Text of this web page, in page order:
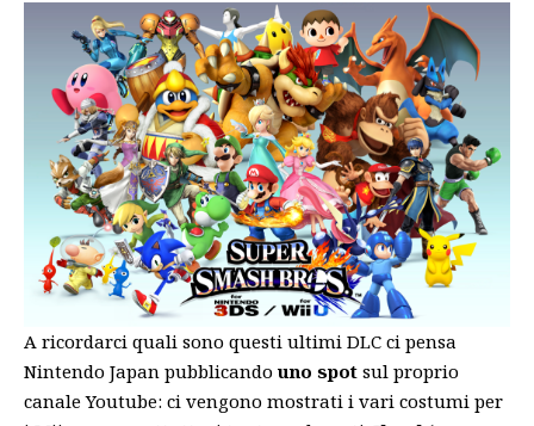
A ricordarci quali sono questi ultimi DLC ci pensa
Nintendo Japan pubblicando uno spot sul proprio
canale Youtube: ci vengono mostrati i vari costumi per